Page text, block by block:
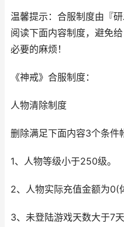
温馨提示：合服制度由『
阅读下面内容制度，避免
必要的麻烦！
《神戒》合服制度：
人物清除制度
删除满足下面内容3个条件
1、人物等级小于250级。
2、人物实际充值金额为0(
3、未登陆游戏天数大于7天